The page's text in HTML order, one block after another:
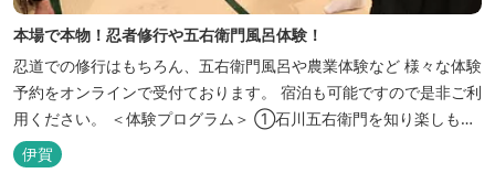
本場で本物！忍者修行や五右衛門風呂体験！
忍道での修行はもちろん、五右衛門風呂や農業体験など 様々な体験
予約をオンラインで受付ております。 宿泊も可能ですので是非ご利
用ください。 ＜体験プログラム＞ ①石川五右衛門を知り楽しも
う！ ②忍者をめざそう！（入門・初級編） ③忍者の基礎体力づく
り！農業体験！ ④忍者の里山散策と忍者修行を楽しもう！（山中
伊賀